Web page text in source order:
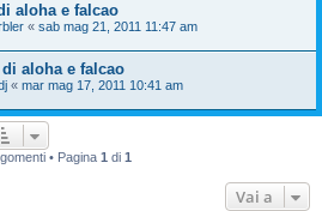
aloha e falcao
« sab mag 21, 2011 11:47 am
aloha e falcao
« mar mag 17, 2011 10:41 am
• Pagina 1 di 1
Vai a